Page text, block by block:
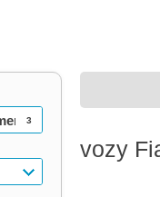
3
vozy